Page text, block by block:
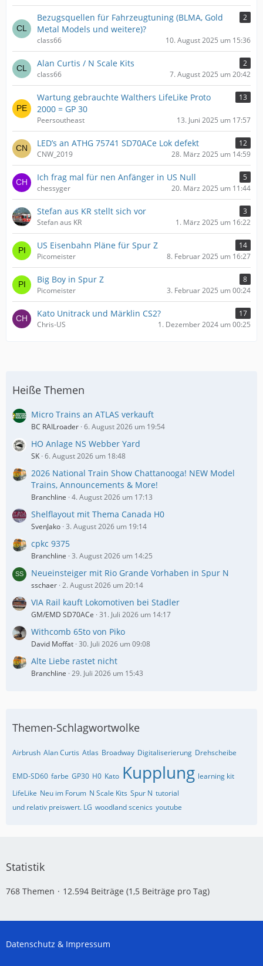
Bezugsquellen für Fahrzeugtuning (BLMA, Gold
Metal Models und weitere)?
2
class66 10. August 2025 um 15:36
Alan Curtis / N Scale Kits
2
class66
7. August 2025 um 20:42
Wartung gebrauchte Walthers LifeLike Proto
2000 = GP 30
13
Peersoutheast 13. Juni 2025 um 17:57
LED’s an ATHG 75741 SD70ACe Lok defekt
12
CNW_2019
28. März 2025 um 14:59
Ich frag mal für nen Anfänger in US Null
5
chessyger
20. März 2025 um 11:44
Stefan aus KR stellt sich vor
3
Stefan aus KR
1. März 2025 um 16:22
US Eisenbahn Pläne für Spur Z
14
Picomeister
8. Februar 2025 um 16:27
Big Boy in Spur Z
8
Picomeister
3. Februar 2025 um 00:24
Kato Unitrack und Märklin CS2?
17
Chris-US
1. Dezember 2024 um 00:25
Heiße Themen
Micro Trains an ATLAS verkauft
BC RAILroader 6. August 2026 um 19:54
HO Anlage NS Webber Yard
SK 6. August 2026 um 18:48
2026 National Train Show Chattanooga! NEW Model
Trains, Announcements & More!
Branchline 4. August 2026 um 17:13
Shelflayout mit Thema Canada H0
SvenJako 3. August 2026 um 19:14
cpkc 9375
Branchline 3. August 2026 um 14:25
Neueinsteiger mit Rio Grande Vorhaben in Spur N
sschaer 2. August 2026 um 20:14
VIA Rail kauft Lokomotiven bei Stadler
GM/EMD SD70ACe 31. Juli 2026 um 14:17
Withcomb 65to von Piko
David Moffat 30. Juli 2026 um 09:08
Alte Liebe rastet nicht
Branchline 29. Juli 2026 um 15:43
Themen-Schlagwortwolke
Airbrush Alan Curtis Atlas Broadway Digitaliserierung Drehscheibe
EMD-SD60 farbe GP30 H0 Kato Kupplung learning kit
LifeLike Neu im Forum N Scale Kits Spur N tutorial
und relativ preiswert. LG woodland scenics youtube
Statistik
768 Themen 12.594 Beiträge (1,5 Beiträge pro Tag)
Datenschutz & Impressum